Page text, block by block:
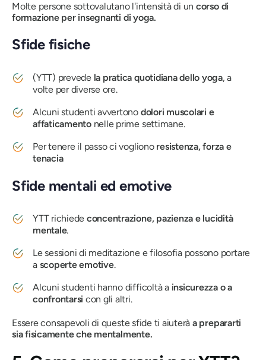
Molte persone sottovalutano l'intensità di un corso di
formazione per insegnanti di yoga.
Sfide fisiche
(YTT) prevede la pratica quotidiana dello yoga, a
volte per diverse ore.
Alcuni studenti avvertono dolori muscolari e
affaticamentonelle prime settimane.
Per tenere il passo ci vogliono resistenza, forza e
tenacia
Sfide mentali ed emotive
YTT richiede concentrazione, pazienza e lucidità
mentale.
Le sessioni di meditazione e filosofia possono portare
a scoperte emotive.
Alcuni studenti hanno difficoltà a insicurezza o a
confrontarsi con gli altri.
Essere consapevoli di queste sfide ti aiuterà a prepararti
sia fisicamente che mentalmente.